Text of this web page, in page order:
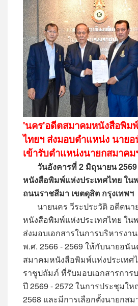
'นคร'อดีตสมาคมหนังสือพิม
ไทยฯ ส่งมอบตำแหน่ง นาย
เข้ารับตำแหน่งนายกสมาค
วันอังคารที่ 2 มิถุนายน
หนังสือพิมพ์แห่งประเทศไทย ใ
ถนนราชสีมา เขตดุสิต กรุงเทพฯ
นายนคร วีระประวัติ อดีตนา
หนังสือพิมพ์แห่งประเทศไทย ใ
ส่งมอบเอกสารในการบริหารงา
พ.ศ. 2566 - 2569 ให้กับนายอนั
สมาคมหนังสือพิมพ์แห่งประเทศ
ราชูปถัมภ์ ที่รับมอบเอกสารการ
ปี 2569 - 2572 ในการประชุมใ
2568 และมีการเลือกตั้งนายกส